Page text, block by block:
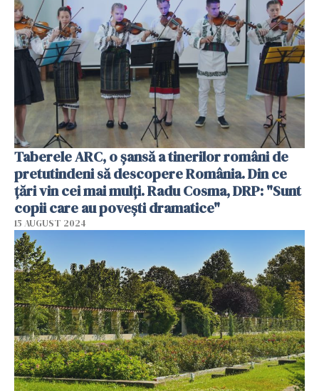
Taberele ARC, o șansă a tinerilor români de
pretutindeni să descopere România. Din ce
țări vin cei mai mulți. Radu Cosma, DRP: "Sunt
copii care au povești dramatice"
15 AUGUST 2024